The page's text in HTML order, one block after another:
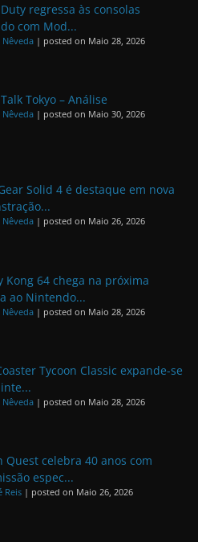
regressa às consolas
com Mod...
| posted on Maio 28, 2026
Tokyo – Análise
| posted on Maio 30, 2026
Solid 4 é destaque em nova
| posted on Maio 26, 2026
Kong 64 chega na próxima
ao Nintendo...
| posted on Maio 28, 2026
Tycoon Classic expande-se
| posted on Maio 28, 2026
Quest celebra 40 anos com
espec...
Reis | posted on Maio 26, 2026